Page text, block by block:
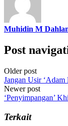
Muhidin M
Post
Older post
Jangan Usir ‘Adam
Newer post
‘Penyimpangan’
Terkait